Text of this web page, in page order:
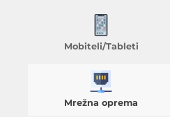
Mobiteli/Tableti
Mrežna oprema